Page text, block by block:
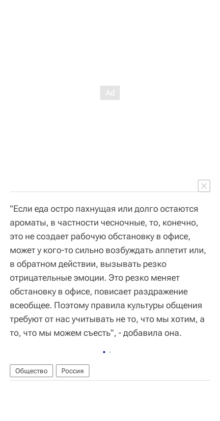
"Если еда остро пахнущая или долго остаются
ароматы, в частности чесночные, то, конечно,
это не создает рабочую обстановку в офисе,
может у кого-то сильно возбуждать аппетит или,
в обратном действии, вызывать резко
отрицательные эмоции. Это резко меняет
обстановку в офисе, повисает раздражение
всеобщее. Поэтому правила культуры общения
требуют от нас учитывать не то, что мы хотим, а
то, что мы можем съесть", - добавила она.
Общество Россия